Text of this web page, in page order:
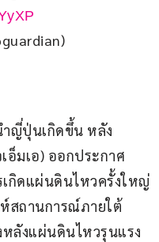
ำญี่ปุ่นเกิดขึ้น หลัง
อ็มเอ) ออกประกาศ
เกิดแผ่นดินไหวครั้งใหญ่
ห์สถานการณ์ภายใต้
ลังแผ่นดินไหวรุนแรง